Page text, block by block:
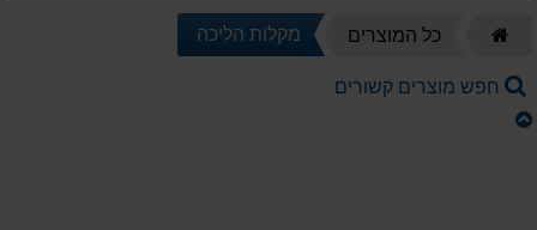
כל המוצרים מקלות הליכה
חפש מוצרים קשורים